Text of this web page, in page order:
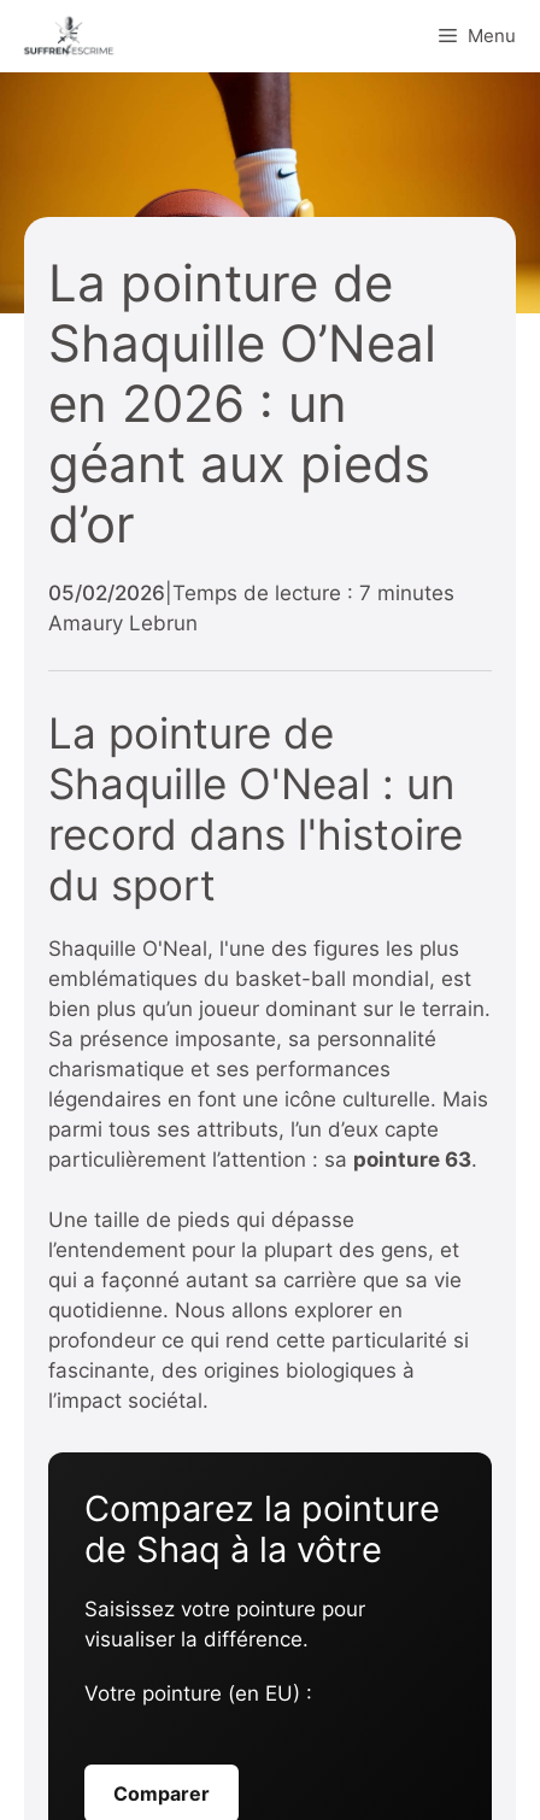
contenu
Menu
La pointure de
Shaquille O’Neal
en 2026 : un
géant aux pieds
d’or
05/02/2026 Temps de lecture : 7 minutes
Amaury Lebrun
La pointure de
Shaquille O'Neal : un
record dans l'histoire
du sport
Shaquille O'Neal, l'une des figures les plus
emblématiques du basket-ball mondial, est
bien plus qu’un joueur dominant sur le terrain.
Sa présence imposante, sa personnalité
charismatique et ses performances
légendaires en font une icône culturelle. Mais
parmi tous ses attributs, l’un d’eux capte
particulièrement l’attention : sa pointure 63.
Une taille de pieds qui dépasse
l’entendement pour la plupart des gens, et
qui a façonné autant sa carrière que sa vie
quotidienne. Nous allons explorer en
profondeur ce qui rend cette particularité si
fascinante, des origines biologiques à
l’impact sociétal.
Comparez la pointure
de Shaq à la vôtre
Saisissez votre pointure pour
visualiser la différence.
Votre pointure (en EU) :
Comparer